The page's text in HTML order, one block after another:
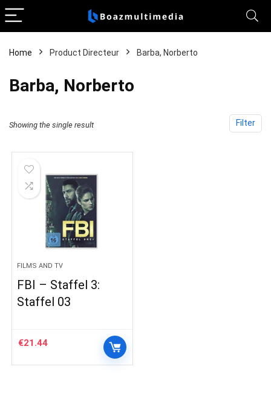
Home Product Directeur Barba, Norberto
Barba, Norberto
Filter
Showing the single result
FILMS AND TV
FBI – Staffel 3:
Staffel 03
€21.44